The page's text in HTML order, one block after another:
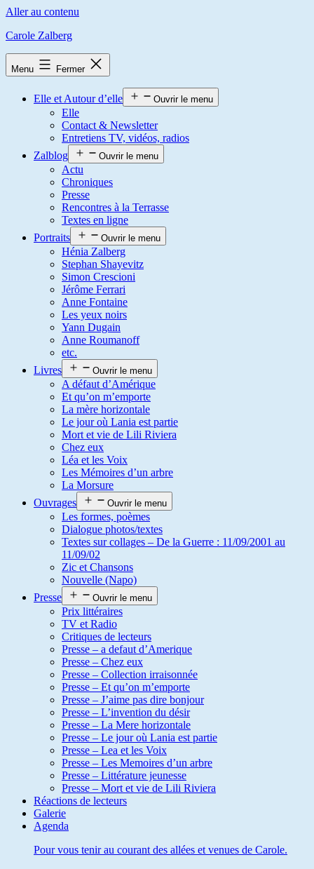
Aller au contenu
Carole Zalberg
Menu Fermer
Elle et Autour d’elle Ouvrir le menu
Elle
Contact & Newsletter
Entretiens TV, vidéos, radios
Zalblog
Ouvrir le menu
Actu
Chroniques
Presse
Rencontres à la Terrasse
Textes en ligne
Portraits
Ouvrir le menu
Hénia Zalberg
Stephan Shayevitz
Simon Crescioni
Jérôme Ferrari
Anne Fontaine
Les yeux noirs
Yann Dugain
Anne Roumanoff
etc.
Livres
Ouvrir le menu
A défaut d’Amérique
Et qu’on m’emporte
La mère horizontale
Le jour où Lania est partie
Mort et vie de Lili Riviera
Chez eux
Léa et les Voix
Les Mémoires d’un arbre
La Morsure
Ouvrages
Ouvrir le menu
Les formes, poèmes
Dialogue photos/textes
Textes sur collages – De la Guerre : 11/09/2001 au
11/09/02
Zic et Chansons
Nouvelle (Napo)
Presse
Ouvrir le menu
Prix littéraires
TV et Radio
Critiques de lecteurs
Presse – a defaut d’Amerique
Presse – Chez eux
Presse – Collection irraisonnée
Presse – Et qu’on m’emporte
Presse – J’aime pas dire bonjour
Presse – L’invention du désir
Presse – La Mere horizontale
Presse – Le jour où Lania est partie
Presse – Lea et les Voix
Presse – Les Memoires d’un arbre
Presse – Littérature jeunesse
Presse – Mort et vie de Lili Riviera
Réactions de lecteurs
Galerie
Agenda
Pour vous tenir au courant des allées et venues de Carole.